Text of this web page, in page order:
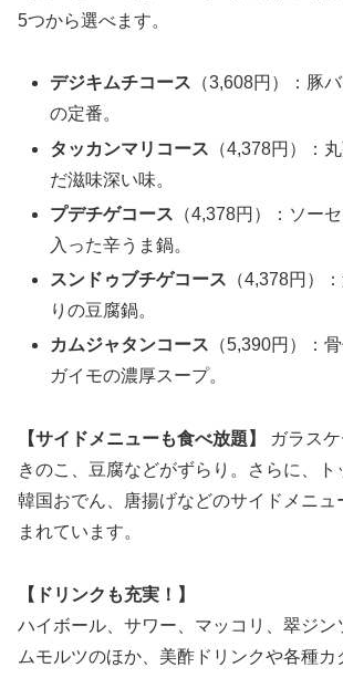
5つから選べます。
デジキムチコース （3,608円）：豚
の定番。
タッカンマリコース （4,378円）：
だ滋味深い味。
プデチゲコース （4,378円）：ソー
入った辛うま鍋。
スンドゥブチゲコース （4,378円）
りの豆腐鍋。
カムジャタンコース （5,390円）：
ガイモの濃厚スープ。
【サイドメニューも食べ放題】
ガラス
きのこ、豆腐などがずらり。さらに、ト
韓国おでん、唐揚げなどのサイドメニュ
まれています。
【ドリンクも充実！】
ハイボール、サワー、マッコリ、翠ジン
ムモルツのほか、美酢ドリンクや各種カ